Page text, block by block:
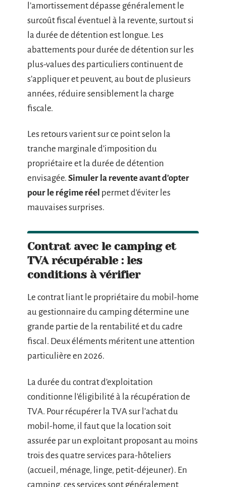
l’amortissement dépasse généralement le
surcoût fiscal éventuel à la revente, surtout si
la durée de détention est longue. Les
abattements pour durée de détention sur les
plus-values des particuliers continuent de
s’appliquer et peuvent, au bout de plusieurs
années, réduire sensiblement la charge
fiscale.
Les retours varient sur ce point selon la
tranche marginale d’imposition du
propriétaire et la durée de détention
envisagée. Simuler la revente avant d’opter
pour le régime réel permet d’éviter les
mauvaises surprises.
Contrat avec le camping et
TVA récupérable : les
conditions à vérifier
Le contrat liant le propriétaire du mobil-home
au gestionnaire du camping détermine une
grande partie de la rentabilité et du cadre
fiscal. Deux éléments méritent une attention
particulière en 2026.
La durée du contrat d’exploitation
conditionne l’éligibilité à la récupération de
TVA. Pour récupérer la TVA sur l’achat du
mobil-home, il faut que la location soit
assurée par un exploitant proposant au moins
trois des quatre services para-hôteliers
(accueil, ménage, linge, petit-déjeuner). En
camping, ces services sont généralement